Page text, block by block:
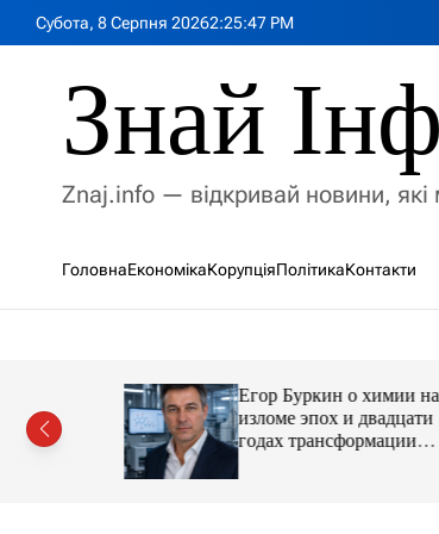
Субота, 8 Серпня 20262:25:49 PM
Знай
Znaj.info — відкривай новини,
ГоловнаЕкономікаКорупціяПолітикаКонтакти
із
Егор Буркин о химии на
изломе эпох и двадцати
годах трансформации